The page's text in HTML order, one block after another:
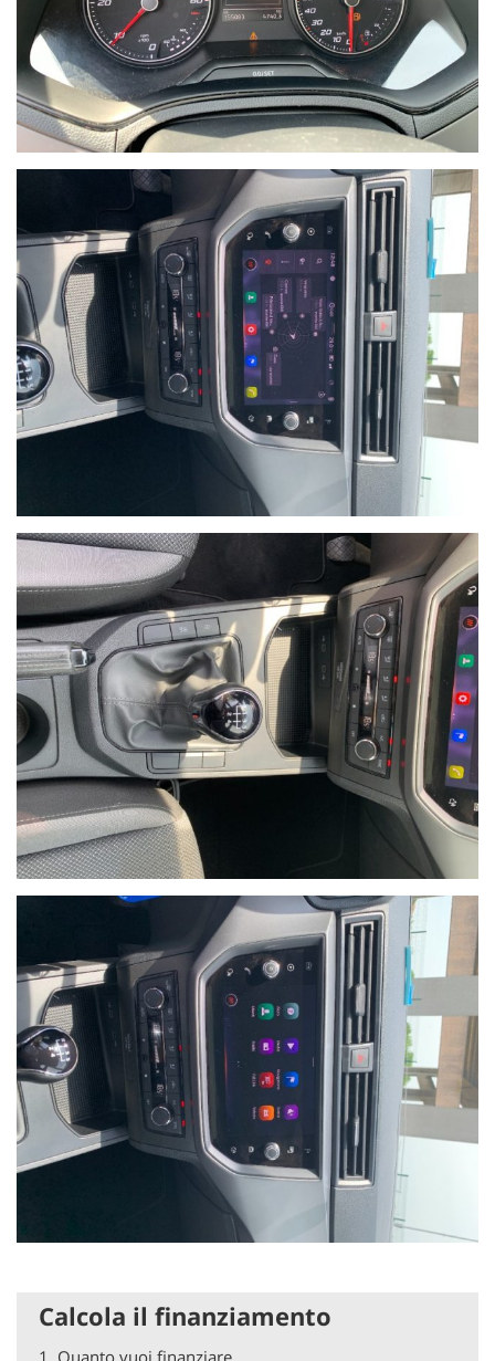
Calcola il finanziamento